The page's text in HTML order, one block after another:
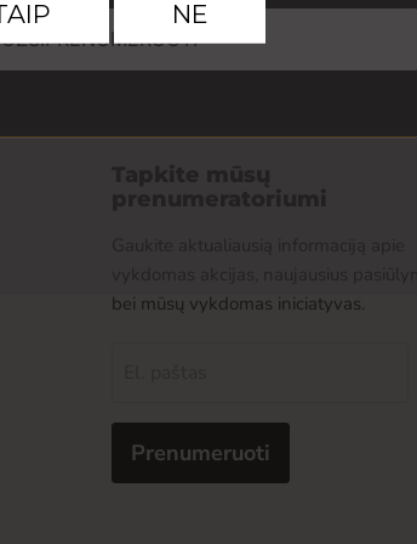
bei mūsų vykdomas iniciatyvas.
Prenumeruoti
UŽSIPRENUMERUOTI